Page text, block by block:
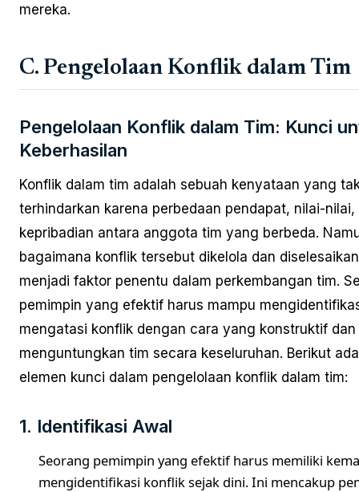
mereka.
C. Pengelolaan Konflik dalam Tim
Pengelolaan Konflik dalam Tim: Kunci
Keberhasilan
Konflik dalam tim adalah sebuah kenyataan yang
terhindarkan karena perbedaan pendapat, nilai-
kepribadian antara anggota tim yang berbeda.
bagaimana konflik tersebut dikelola dan
menjadi faktor penentu dalam perkembangan tim.
pemimpin yang efektif harus mampu
mengatasi konflik dengan cara yang konstruktif dan
menguntungkan tim secara keseluruhan. Berikut
elemen kunci dalam pengelolaan konflik dalam tim:
1. Identifikasi Awal
Seorang pemimpin yang efektif harus memiliki
mengidentifikasi konflik sejak dini. Ini mencakup